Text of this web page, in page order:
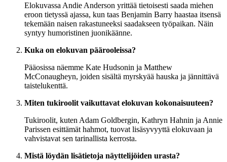
Elokuvassa Andie Anderson yrittää tietoisesti saada miehen
eroon tietyssä ajassa, kun taas Benjamin Barry haastaa itsensä
tekemään naisen rakastuneeksi saadakseen työpaikan. Näin
syntyy humoristinen juonikäänne.
Kuka on elokuvan päärooleissa?
Pääosissa näemme Kate Hudsonin ja Matthew
McConaugheyn, joiden sisältä myrskyää hauska ja jännittävä
taistelukenttä.
Miten tukiroolit vaikuttavat elokuvan kokonaisuuteen?
Tukiroolit, kuten Adam Goldbergin, Kathryn Hahnin ja Annie
Parissen esittämät hahmot, tuovat lisäsyvyyttä elokuvaan ja
vahvistavat sen tarinallista kerrosta.
Mistä löydän lisätietoja näyttelijöiden urasta?